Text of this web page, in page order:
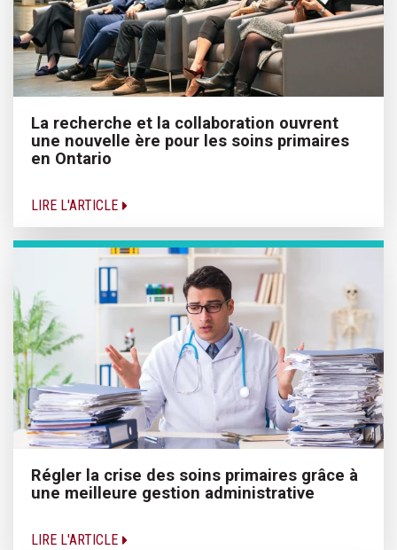
La recherche et la collaboration ouvrent
une nouvelle ère pour les soins primaires
en Ontario
LIRE L'ARTICLE
Régler la crise des soins primaires grâce à
une meilleure gestion administrative
LIRE L'ARTICLE